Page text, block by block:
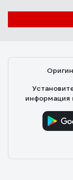
информация